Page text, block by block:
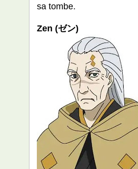
sa tombe.
Zen (ゼン)